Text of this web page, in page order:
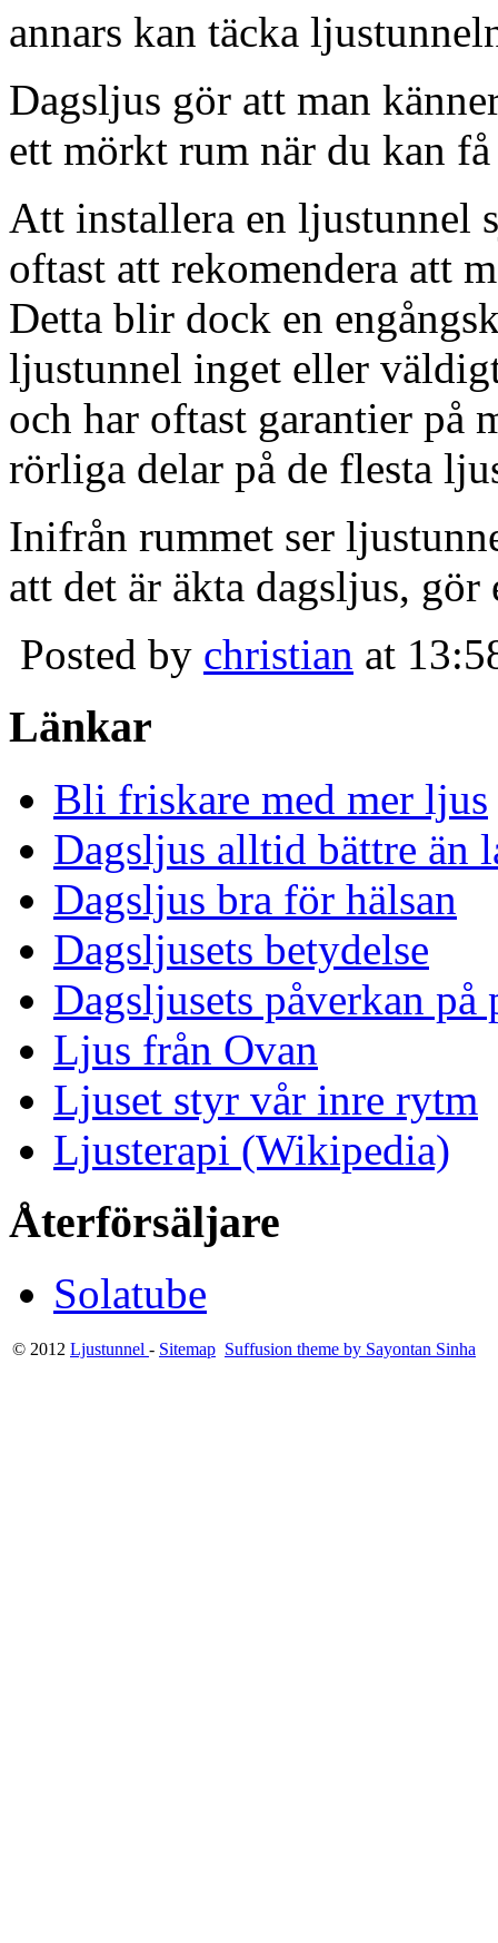
annars kan täcka
Dagsljus gör att man
ett mörkt rum när du kan
Att installera en ljustunnel
oftast att rekomendera att
Detta blir dock en
ljustunnel inget eller
och har oftast garantier på
rörliga delar på de flesta
Inifrån rummet ser
att det är äkta dagsljus,
Posted by christian at
Länkar
Bli friskare med mer ljus
Dagsljus alltid bättre än
Dagsljus bra för hälsan
Dagsljusets betydelse
Dagsljusets påverkan på
Ljus från Ovan
Ljuset styr vår inre rytm
Ljusterapi (Wikipedia)
Återförsäljare
Solatube
© 2012 Ljustunnel - Sitemap Suffusion theme by Sayontan Sinha